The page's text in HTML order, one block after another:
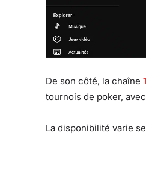
De son côté, la chaîne
tournois de poker,
La disponibilité varie